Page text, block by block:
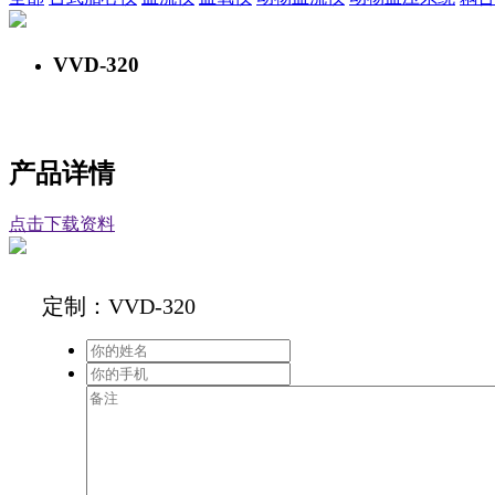
VVD-320
产品详情
点击下载资料
定制：VVD-320